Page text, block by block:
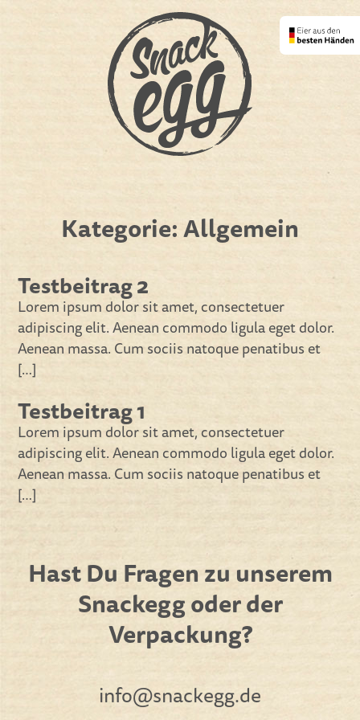
Kategorie:Allgemein
Testbeitrag 2
Lorem ipsum dolor sit amet, consectetuer
adipiscing elit. Aenean commodo ligula eget dolor.
Aenean massa. Cum sociis natoque penatibus et
[…]
Testbeitrag 1
Lorem ipsum dolor sit amet, consectetuer
adipiscing elit. Aenean commodo ligula eget dolor.
Aenean massa. Cum sociis natoque penatibus et
[…]
Hast Du Fragen zu unserem
Snackegg oder der
Verpackung?
info@snackegg.de